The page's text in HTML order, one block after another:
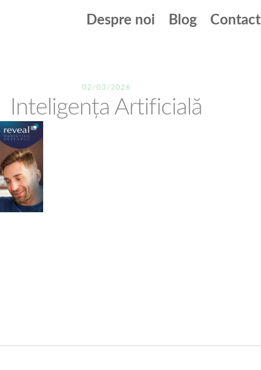
Despre noi Blog Contact
02/03/2026
Inteligența Artificială